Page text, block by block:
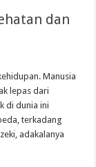
dan
Manusia
lepas dari
di dunia ini
terkadang
adakalanya